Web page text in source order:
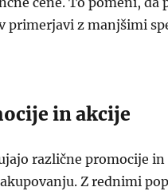
primerjavi z manjšimi
in akcije
različne promocije in
Z rednimi